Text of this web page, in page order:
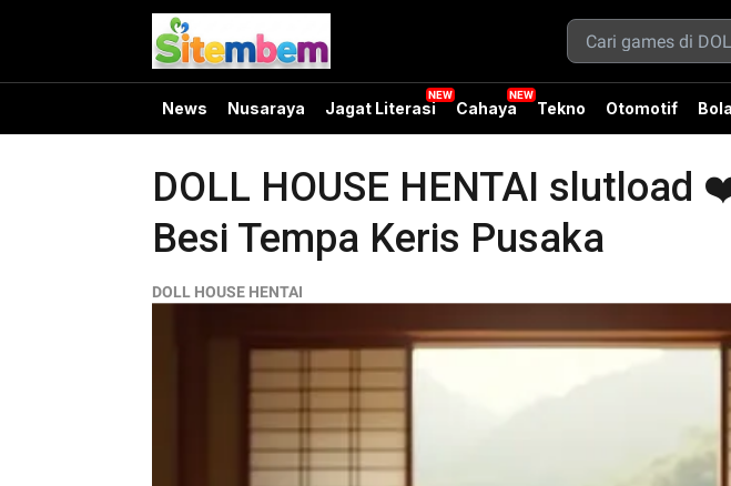
News Nusaraya Jagat Literasi Cahaya Tekno Otomotif Bola
DOLL HOUSE HENTAI
Besi Tempa Keris Pusaka
DOLL HOUSE HENTAI